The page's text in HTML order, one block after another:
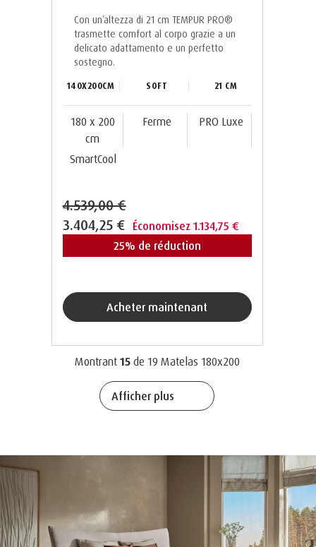
Con un’altezza di 21 cm TEMPUR PRO®️
trasmette comfort al corpo grazie a un
delicato adattamento e un perfetto
sostegno.
140X200CM SOFT 21 CM
180 x 200
cm
Ferme PRO Luxe
SmartCool
4.539,00 €
3.404,25 € Économisez 1.134,75 €
25% de réduction
acheter maintenant
Montrant 15de 19 Matelas 180x200
Afficher plus